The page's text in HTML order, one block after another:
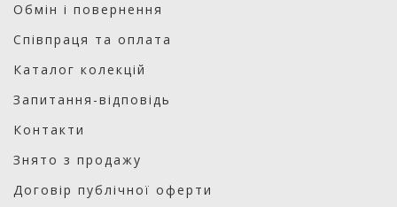
Обмін і повернення
Співпраця та оплата
Каталог колекцій
Запитання-відповідь
Контакти
Знято з продажу
Договір публічної оферти